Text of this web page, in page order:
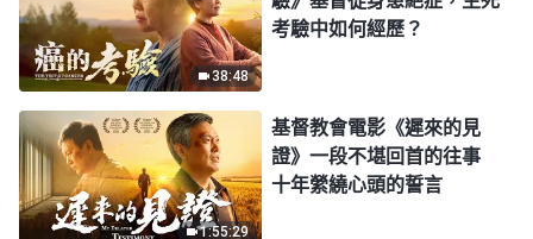
38:48
考驗中如何經歷？
1:55:29
基督教會電影《遲來的見
證》一段不堪回首的往事
十年縈繞心頭的誓言